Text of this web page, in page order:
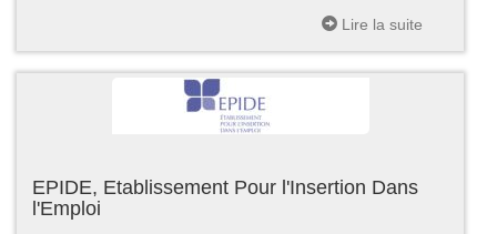
Lire la suite
EPIDE, Etablissement Pour l'Insertion Dans
l'Emploi